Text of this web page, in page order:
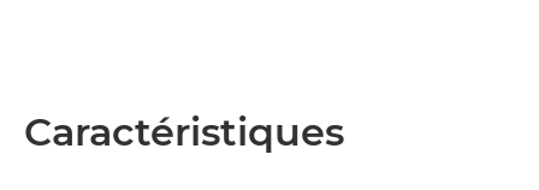
Caractéristiques